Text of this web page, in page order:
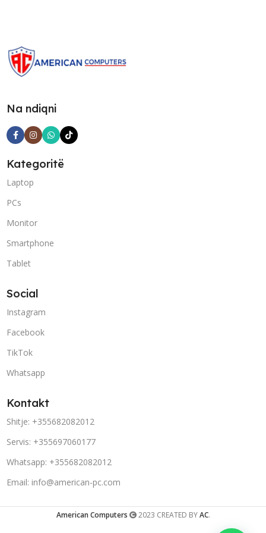
Na ndiqni
Kategoritë
Laptop
PCs
Monitor
Smartphone
Tablet
Social
Instagram
Facebook
TikTok
Whatsapp
Kontakt
Shitje: +355682082012
Servis: +355697060177
Whatsapp: +355682082012
Email: info@american-pc.com
American Computers 2023 CREATED BYAC.